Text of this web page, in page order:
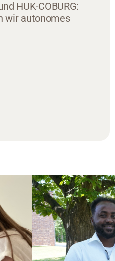
HUK-COBURG:
wir autonomes